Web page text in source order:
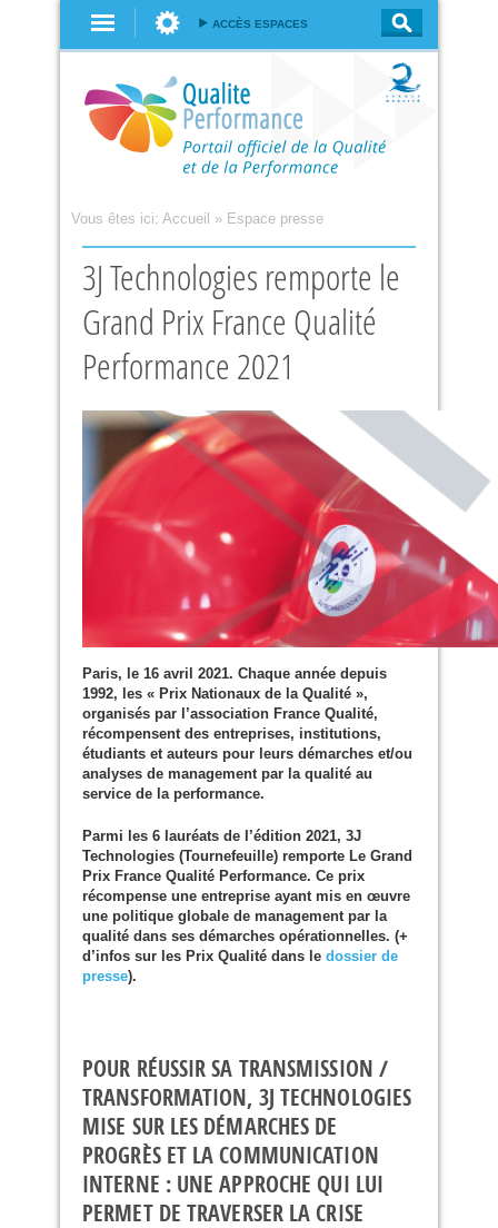
ACCÈS ESPACES
Vous êtes ici: Accueil » Espace presse
3J Technologies remporte le
Grand Prix France Qualité
Performance 2021
Paris, le 16 avril 2021. Chaque année depuis
1992, les « Prix Nationaux de la Qualité »,
organisés par l’association France Qualité,
récompensent des entreprises, institutions,
étudiants et auteurs pour leurs démarches et/ou
analyses de management par la qualité au
service de la performance.
Parmi les 6 lauréats de l’édition 2021, 3J
Technologies (Tournefeuille) remporte Le Grand
Prix France Qualité Performance. Ce prix
récompense une entreprise ayant mis en œuvre
une politique globale de management par la
qualité dans ses démarches opérationnelles. (+
d’infos sur les Prix Qualité dans le dossier de
presse).
POUR RÉUSSIR SA TRANSMISSION /
TRANSFORMATION, 3J TECHNOLOGIES
MISE SUR LES DÉMARCHES DE
PROGRÈS ET LA COMMUNICATION
INTERNE : UNE APPROCHE QUI LUI
PERMET DE TRAVERSER LA CRISE